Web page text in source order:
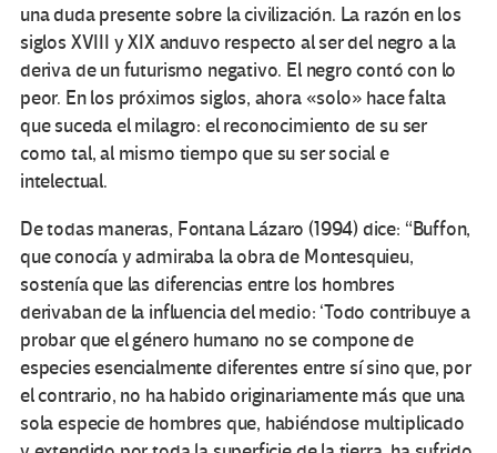
una duda presente sobre la civilización. La razón en los
siglos XVIII y XIX anduvo respecto al ser del negro a la
deriva de un futurismo negativo. El negro contó con lo
peor. En los próximos siglos, ahora «solo» hace falta
que suceda el milagro: el reconocimiento de su ser
como tal, al mismo tiempo que su ser social e
intelectual.
De todas maneras, Fontana Lázaro (1994) dice: “Buffon,
que conocía y admiraba la obra de Montesquieu,
sostenía que las diferencias entre los hombres
derivaban de la influencia del medio: ‘Todo contribuye a
probar que el género humano no se compone de
especies esencialmente diferentes entre sí sino que, por
el contrario, no ha habido originariamente más que una
sola especie de hombres que, habiéndose multiplicado